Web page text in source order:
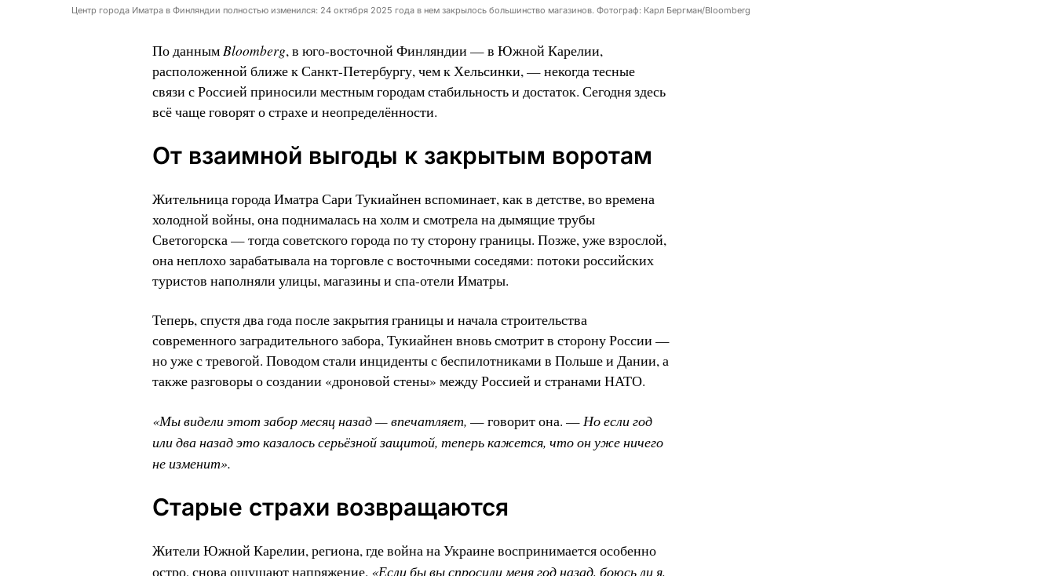
Центр города Иматра в Финляндии полностью изменился: 24 октября 2025 года в нем закрылось большинство магазинов. Фотограф: Карл Бергман/Bloomberg
По даннымBloomberg, в юго-восточной Финляндии — в Южной Карелии,
расположенной ближе к Санкт-Петербургу, чем к Хельсинки, — некогда тесные
связи с Россией приносили местным городам стабильность и достаток. Сегодня здесь
всё чаще говорят о страхе и неопределённости.
От взаимной выгоды к закрытым воротам
Жительница города Иматра Сари Тукиайнен вспоминает, как в детстве, во времена
холодной войны, она поднималась на холм и смотрела на дымящие трубы
Светогорска — тогда советского города по ту сторону границы. Позже, уже взрослой,
она неплохо зарабатывала на торговле с восточными соседями: потоки российских
туристов наполняли улицы, магазины и спа-отели Иматры.
Теперь, спустя два года после закрытия границы и начала строительства
современного заградительного забора, Тукиайнен вновь смотрит в сторону России —
но уже с тревогой. Поводом стали инциденты с беспилотниками в Польше и Дании, а
также разговоры о создании «дроновой стены» между Россией и странами НАТО.
«Мы видели этот забор месяц назад — впечатляет, — говорит она. —Но если год
или два назад это казалось серьёзной защитой, теперь кажется, что он уже ничего
не изменит».
Старые страхи возвращаются
Жители Южной Карелии, региона, где война на Украине воспринимается особенно
остро, снова ощущают напряжение. «Если бы вы спросили меня год назад, боюсь ли я,